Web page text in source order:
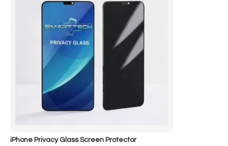
iPhone Privacy Glass Screen Protector